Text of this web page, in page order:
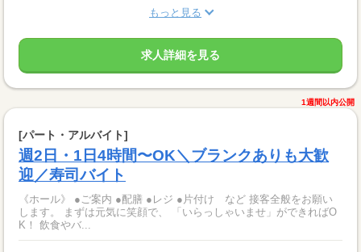
もっと見る
求人詳細を見る
1週間以内公開
[パート・アルバイト]
週2日・1日4時間〜OK＼ブランクありも大歓
迎／寿司バイト
《ホール》 ●ご案内 ●配膳 ●レジ ●片付け など 接客全般をお願い
します。 まずは元気に笑顔で、 「いらっしゃいませ」ができればO
K！ 飲食やバ...